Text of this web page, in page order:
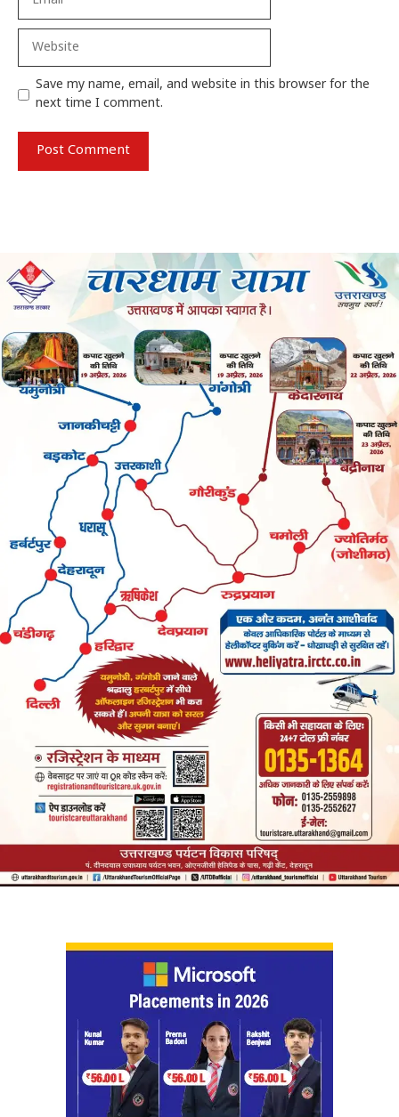
Website
Save my name, email, and website in this browser for the
next time I comment.